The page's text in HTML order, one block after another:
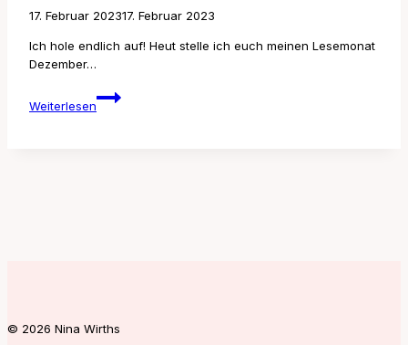
17. Februar 202317. Februar 2023
Ich hole endlich auf! Heut stelle ich euch meinen Lesemonat
Dezember…
Weiterlesen
Lesemonat
Dezember
© 2026 Nina Wirths